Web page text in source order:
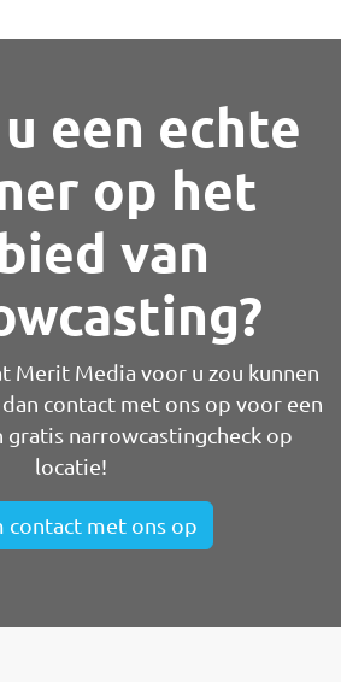
een echte
op het
van
Merit Media voor u zou kunnen
contact met ons op voor een
gratis narrowcastingcheck op
locatie!
contact met ons op